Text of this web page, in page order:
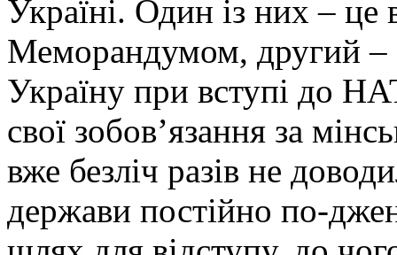
Україні. Один із них – це
Меморандумом, другий –
Україну при вступі до
свої зобов’язання за
вже безліч разів не
держави постійно по-